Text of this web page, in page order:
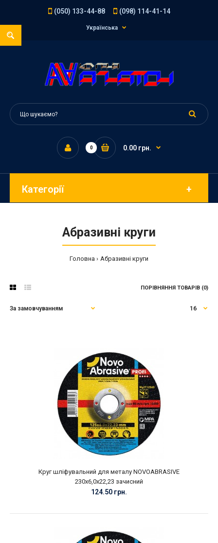
(050) 133-44-88 (098) 114-41-14
Українська
0 0.00 грн.
Категорії
Абразивні круги
Головна Абразивні круги
ПОРІВНЯННЯ ТОВАРІВ (0)
Круг шліфувальний для металу NOVOABRASIVE
230х6,0х22,23 зачисний
124.50 грн.